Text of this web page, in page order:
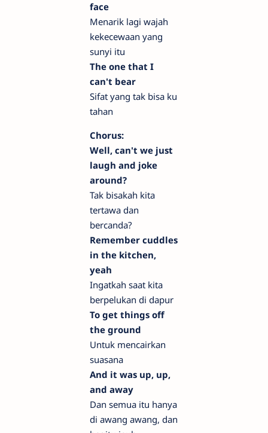
face
Menarik lagi wajah
kekecewaan yang
sunyi itu
The one that I
can't bear
Sifat yang tak bisa ku
tahan
Chorus:
Well, can't we just
laugh and joke
around?
Tak bisakah kita
tertawa dan
bercanda?
Remember cuddles
in the kitchen,
yeah
Ingatkah saat kita
berpelukan di dapur
To get things off
the ground
Untuk mencairkan
suasana
And it was up, up,
and away
Dan semua itu hanya
di awang awang, dan